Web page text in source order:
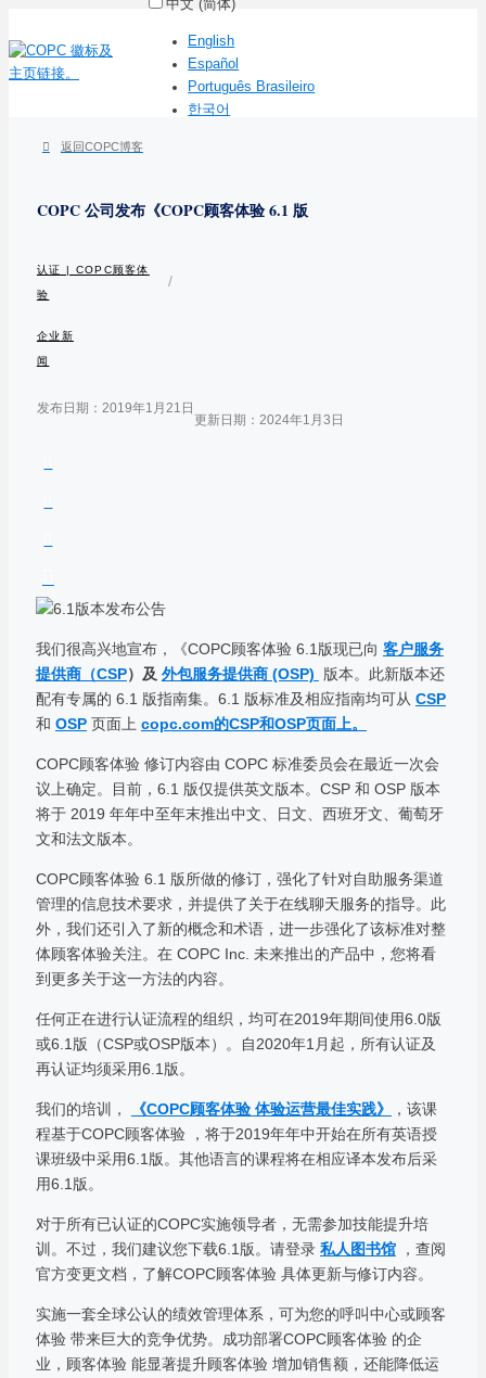
中文 (简体)
English
Español
Português Brasileiro
한국어
返回COPC博客
COPC 公司发布《COPC顾客体验 6.1 版
认证 | COPC顾客体
验
/
企业新
闻
发布日期：2019年1月21日
更新日期：2024年1月3日
我们很高兴地宣布，《COPC顾客体验 6.1版现已向 客户服务
提供商（CSP）及 外包服务提供商 (OSP)
版本。此新版本还
配有专属的 6.1 版指南集。6.1 版标准及相应指南均可从 CSP
和 OSP页面上 copc.com的CSP和OSP页面上。
COPC顾客体验 修订内容由 COPC 标准委员会在最近一次会
议上确定。目前，6.1 版仅提供英文版本。CSP 和 OSP 版本
将于 2019 年年中至年末推出中文、日文、西班牙文、葡萄牙
文和法文版本。
COPC顾客体验 6.1 版所做的修订，强化了针对自助服务渠道
管理的信息技术要求，并提供了关于在线聊天服务的指导。此
外，我们还引入了新的概念和术语，进一步强化了该标准对整
体顾客体验关注。在 COPC Inc. 未来推出的产品中，您将看
到更多关于这一方法的内容。
任何正在进行认证流程的组织，均可在2019年期间使用6.0版
或6.1版（CSP或OSP版本）。自2020年1月起，所有认证及
再认证均须采用6.1版。
我们的培训， 《COPC顾客体验 体验运营最佳实践》
，该课
程基于COPC顾客体验 ，将于2019年年中开始在所有英语授
课班级中采用6.1版。其他语言的课程将在相应译本发布后采
用6.1版。
对于所有已认证的COPC实施领导者，无需参加技能提升培
训。不过，我们建议您下载6.1版。请登录 私人图书馆，查阅
官方变更文档，了解COPC顾客体验 具体更新与修订内容。
实施一套全球公认的绩效管理体系，可为您的呼叫中心或顾客
体验 带来巨大的竞争优势。成功部署COPC顾客体验 的企
业，顾客体验 能显著提升顾客体验 增加销售额，还能降低运